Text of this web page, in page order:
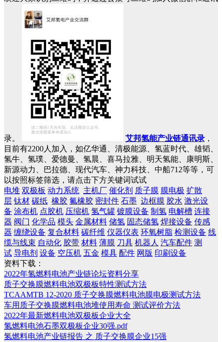
录。 艾邦氢能产业链通讯录 ，
目前有2200人加入，如亿华通、清极能源、氢蓝时代、雄韬、
氢牛、氢璞、爱德曼、氢晨、喜马拉雅、明天氢能、康明斯、
新源动力、巴拉德、现代汽车、神力科技、中船712等等，可
以按照标签筛选，请点击下方关键词试试
电堆 双极板 动力系统 主机厂 催化剂 质子膜 膜电极 扩散
层 钛材 碳纸 橡胶 氟橡胶 密封件 石墨 边框膜 胶水 激光设
备 涂布机 点胶机 压缩机 氢气罐 镀膜设备 制氢 电解槽 连接
器 阀门 化学品 模头 金属材料 储氢 固态储氢 焊接设备 传感
器 缠绕设备 复合材料 碳纤维 仪器仪表 环氧树脂 检测设备 线
缆与线束 自动化 胶带 材料 薄膜 刀具 机器人 汽车配件 测
试 导电剂 设备 空压机 五金 模具 配件 网版 印刷设备
资料下载：
2022年氢燃料电池产业链论坛资料分享
质子交换膜燃料电池双极板特性测试方法
TCAAMTB 12-2020 质子交换膜燃料电池膜电极测试方法
车用质子交换膜燃料电池堆使用寿命 测试评价方法
2022年最新燃料电池双极板企业大全
氢燃料电池石墨双极板企业30强.pdf
氢燃料电池产业链报告 之 质子交换膜企业15强